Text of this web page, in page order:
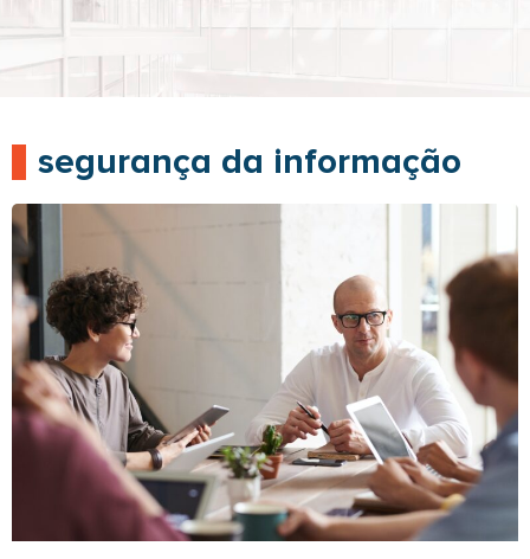
segurança da informação